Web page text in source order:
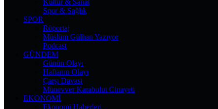
Kültür & Sanat
Spor & Sağlık
SPOR
Röportaj
Müslüm Gülhan Yazıyor
Podcast
GÜNDEM
Günün Olayı
Haftanın Olayı
Çarşı Davası
Münevver Karabulut Cinayeti
EKONOMI
Ekonomi Haberleri